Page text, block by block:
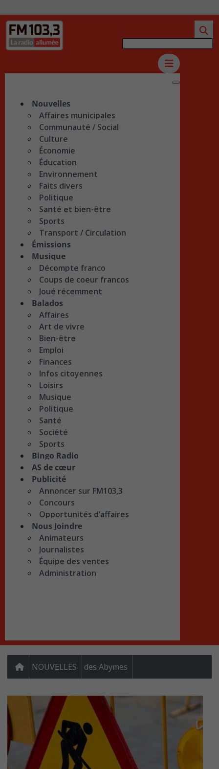
Nouvelles
Affaires municipales
Communauté / Social
Culture
Économie
Éducation
Environnement
Faits divers
Politique
Santé et bien-être
Sports
Transport / Circulation
Émissions
Musique
Décompte franco
Coups de coeur francos
Joué récemment
Balados
Affaires
Art de vivre
Bien-être
Emploi
Finances
Infos citoyennes
Loisirs
Musique
Politique
Santé
Société
Sports
Bingo Radio
AS de cœur
Publicité
Annoncer sur FM103,3
Concours
Opportunités d’affaires
Nous Joindre
Animateurs
Journalistes
Équipe des ventes
Administration
NOUVELLES des Abymes